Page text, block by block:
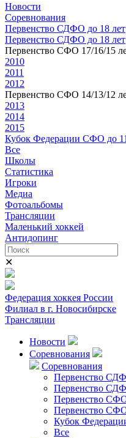
Новости
Соревнования
Первенство СДФО до 18 лет
Первенство СДФО до 18 лет
Первенство СФО 17/16/15
2010
2011
2012
Первенство СФО 14/13/12
2013
2014
2015
Кубок Федерации СФО до
Все
Школы
Статистика
Игроки
Медиа
Фотоальбомы
Трансляции
Маленький хоккей
Антидопинг
✕
Федерация хоккея России
Филиал в г. Новосибирске
Трансляции
Новости
Соревнования
Соревнования
Первенство
Первенство
Первенство
Первенство
Кубок
Все